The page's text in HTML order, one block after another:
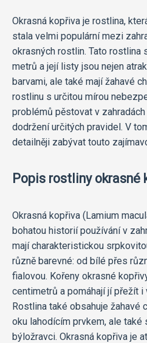
Okrasná kopřiva je rostlina,
stala velmi populární mezi
okrasných rostlin. Tato rostlina
metrů a její listy jsou nejen
barvami, ale také mají žahavé
rostlinu s určitou mírou
problémů pěstovat v
dodržení určitých pravidel. V
detailněji zabývat touto
Popis rostliny okrasné
Okrasná kopřiva (Lamium
bohatou historií používání v
mají charakteristickou
různě barevné: od bílé přes
fialovou. Kořeny okrasné
centimetrů a pomáhají jí přežít i
Rostlina také obsahuje žahavé
oku lahodícím prvkem, ale také
býložravci. Okrasná kopřiva je